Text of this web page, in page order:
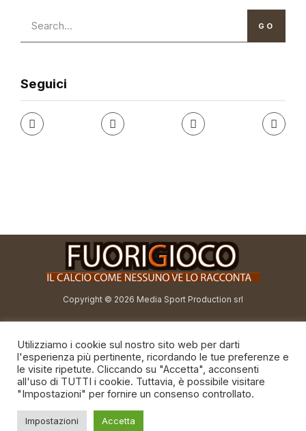
GO
Seguici
Copyright © 2026 Media Sport Production srl
direttore@fuorigioco.info
Cookie policy
Utilizziamo i cookie sul nostro sito web per darti
l'esperienza più pertinente, ricordando le tue preferenze e
le visite ripetute. Cliccando su "Accetta", acconsenti
all'uso di TUTTI i cookie. Tuttavia, è possibile visitare
"Impostazioni" per fornire un consenso controllato.
Impostazioni Accetta